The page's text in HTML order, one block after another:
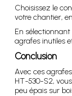
Choisissez le
votre chantier,
En
agrafes inutiles
Conclusion
Avec ces
HT-530-S2,
peu épais sur